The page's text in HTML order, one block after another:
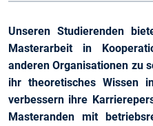
Unseren Studierenden
Masterarbeit in
anderen Organisationen zu
ihr theoretisches Wissen
verbessern ihre
Masteranden mit